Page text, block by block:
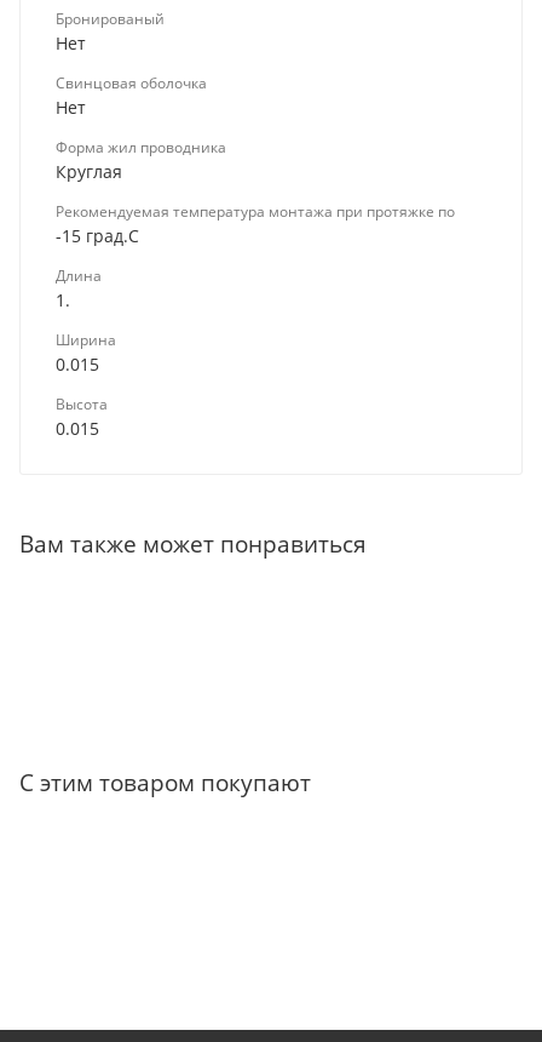
Бронированый
Нет
Свинцовая оболочка
Нет
Форма жил проводника
Круглая
Рекомендуемая температура монтажа при протяжке по
-15 град.C
Длина
1.
Ширина
0.015
Высота
0.015
Вам также может понравиться
С этим товаром покупают